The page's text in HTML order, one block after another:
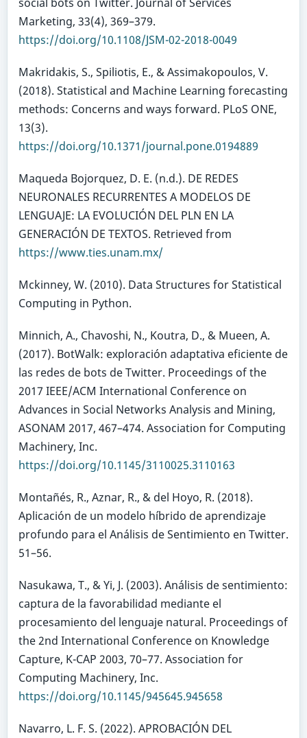
Marketing, 33(4), 369–379.
https://doi.org/10.1108/JSM-02-2018-0049
Makridakis, S., Spiliotis, E., & Assimakopoulos, V.
(2018). Statistical and Machine Learning forecasting
methods: Concerns and ways forward. PLoS ONE,
13(3).
https://doi.org/10.1371/journal.pone.0194889
Maqueda Bojorquez, D. E. (n.d.). DE REDES
NEURONALES RECURRENTES A MODELOS DE
LENGUAJE: LA EVOLUCIÓN DEL PLN EN LA
GENERACIÓN DE TEXTOS. Retrieved from
https://www.ties.unam.mx/
Mckinney, W. (2010). Data Structures for Statistical
Computing in Python.
Minnich, A., Chavoshi, N., Koutra, D., & Mueen, A.
(2017). BotWalk: exploración adaptativa eficiente de
las redes de bots de Twitter. Proceedings of the
2017 IEEE/ACM International Conference on
Advances in Social Networks Analysis and Mining,
ASONAM 2017, 467–474. Association for Computing
Machinery, Inc.
https://doi.org/10.1145/3110025.3110163
Montañés, R., Aznar, R., & del Hoyo, R. (2018).
Aplicación de un modelo híbrido de aprendizaje
profundo para el Análisis de Sentimiento en Twitter.
51–56.
Nasukawa, T., & Yi, J. (2003). Análisis de sentimiento:
captura de la favorabilidad mediante el
procesamiento del lenguaje natural. Proceedings of
the 2nd International Conference on Knowledge
Capture, K-CAP 2003, 70–77. Association for
Computing Machinery, Inc.
https://doi.org/10.1145/945645.945658
Navarro, L. F. S. (2022). APROBACIÓN DEL